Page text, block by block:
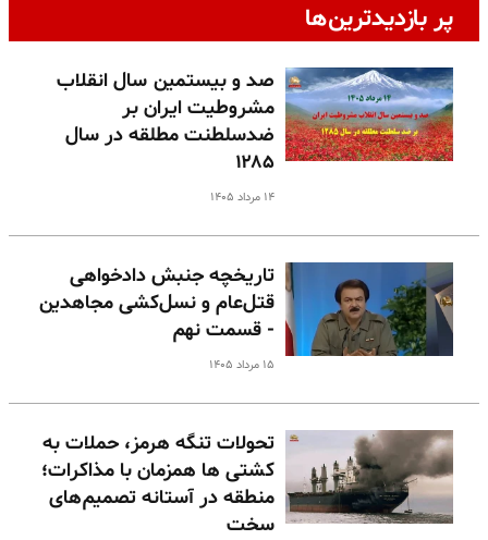
پر بازدیدترین‌ها
صد و بیستمین سال انقلاب
مشروطیت ایران بر
ضدسلطنت مطلقه در سال
۱۲۸۵
۱۴ مرداد ۱۴۰۵
تاریخچه جنبش دادخواهی
قتل‌عام و نسل‌کشی مجاهدین
- قسمت نهم
۱۵ مرداد ۱۴۰۵
تحولات تنگه هرمز، حملات به
کشتی ها همزمان با مذاکرات؛
منطقه در آستانه تصمیم‌های
سخت